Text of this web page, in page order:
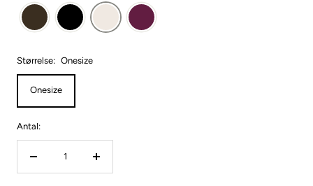
Størrelse: Onesize
Onesize
Antal:
Reducer
Forøg